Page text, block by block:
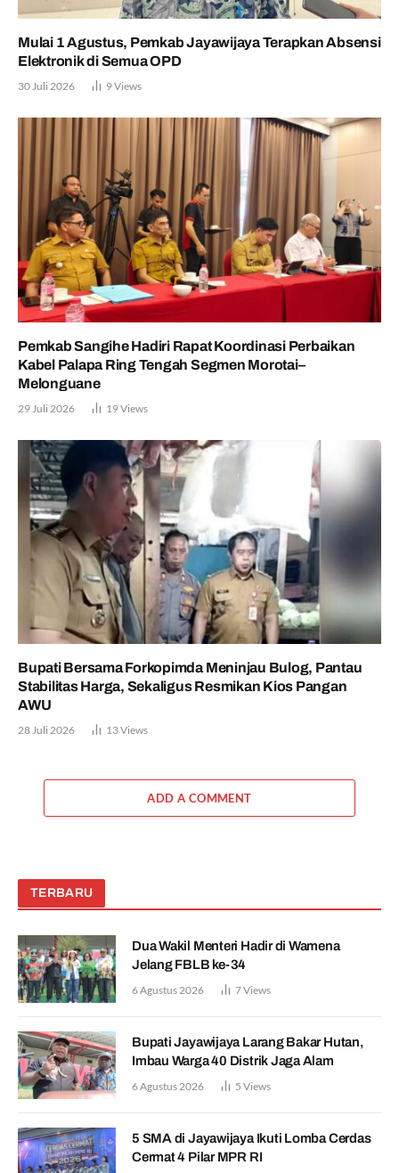
Mulai 1 Agustus, Pemkab Jayawijaya Terapkan Absensi
Elektronik di Semua OPD
30 Juli 2026 9Views
Pemkab Sangihe Hadiri Rapat Koordinasi Perbaikan
Kabel Palapa Ring Tengah Segmen Morotai–
Melonguane
29 Juli 2026 19Views
Bupati Bersama Forkopimda Meninjau Bulog, Pantau
Stabilitas Harga, Sekaligus Resmikan Kios Pangan
AWU
28 Juli 2026 13Views
ADD A COMMENT
TERBARU
Dua Wakil Menteri Hadir di Wamena
Jelang FBLB ke-34
6 Agustus 2026 7Views
Bupati Jayawijaya Larang Bakar Hutan,
Imbau Warga 40 Distrik Jaga Alam
6 Agustus 2026 5 Views
5 SMA di Jayawijaya Ikuti Lomba Cerdas
Cermat 4 Pilar MPR RI